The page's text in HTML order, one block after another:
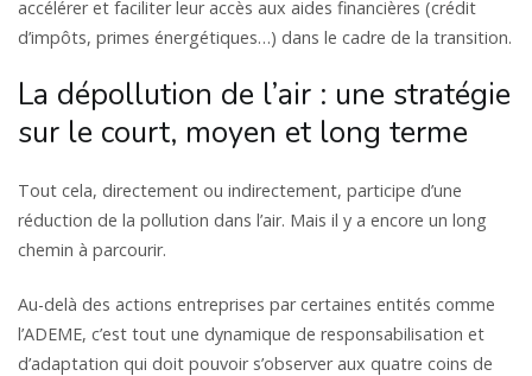
accélérer et faciliter leur accès aux aides financières (crédit
d’impôts, primes énergétiques…) dans le cadre de la transition.
La dépollution de l’air : une stratégie
sur le court, moyen et long terme
Tout cela, directement ou indirectement, participe d’une
réduction de la pollution dans l’air. Mais il y a encore un long
chemin à parcourir.
Au-delà des actions entreprises par certaines entités comme
l’ADEME, c’est tout une dynamique de responsabilisation et
d’adaptation qui doit pouvoir s’observer aux quatre coins de